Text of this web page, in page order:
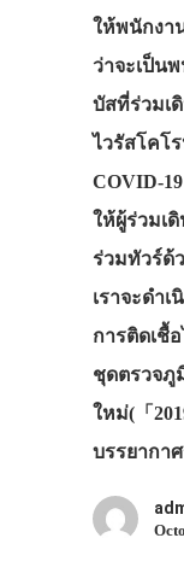
ให้พนักงา
ว่าจะเป็น
บัสที่ร่วมเ
ไวรัสโคโ
COVID-
ให้ผู้ร่วมเ
ร่วมทัวร์ด้
เราจะดำ
การติดเชื้
ชุดตรวจภู
ใหม่(「
บรรยากา